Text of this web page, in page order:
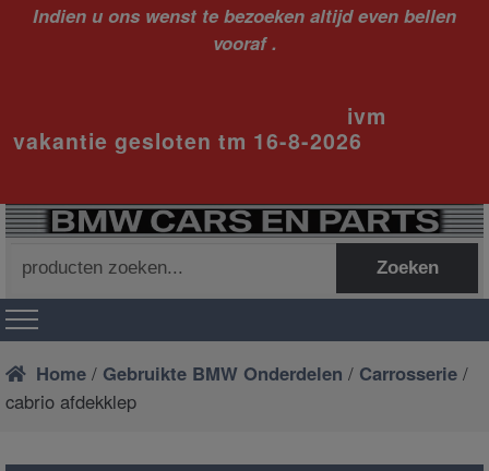
Indien u ons wenst te bezoeken altijd even bellen
vooraf .
ivm
vakantie gesloten tm 16-8-2026
naar:
Zoeken
Home / Gebruikte BMW Onderdelen / Carrosserie /
cabrio afdekklep